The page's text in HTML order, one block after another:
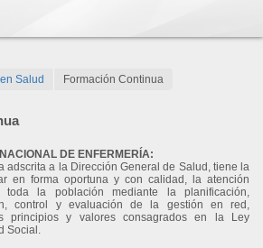
Salud Formación Continua
DE ENFERMERÍA:
adscrita a la Dirección General de Salud, tiene la
en forma oportuna y con calidad, la atención
la población mediante la planificación,
control y evaluación de la gestión en red,
principios y valores consagrados en la Ley
Social.